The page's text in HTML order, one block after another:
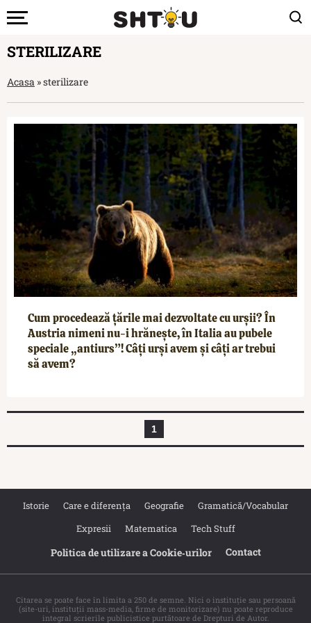
STERILIZARE
Acasa »sterilizare
Cum procedează țările mai dezvoltate cu urșii? În
Austria nimeni nu-i hrănește, în Italia au pubele
speciale „antiurs”! Câți urși avem și câți ar trebui
să avem?
1
Istorie Care e diferența Geografie
Gramatică/Vocabular
Expresii
Matematica Tech Stuff
Politica de utilizare a Cookie‐urilor Contact
Citarea se poate face în limita a 250 de semne. Nici o instituţie sau persoană
(site-uri, instituţii mass-media, firme de monitorizare) nu poate reproduce
integral scrierile publicistice purtătoare de Drepturi de Autor.